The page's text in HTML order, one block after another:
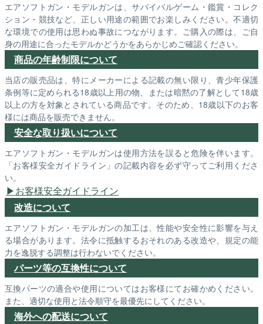
エアソフトガン・モデルガンは、サバイバルゲーム・鑑賞・コレク
ション・競技など、正しい用途の範囲でお楽しみください。不適切
な環境での使用は思わぬ事故につながります。ご購入の際は、ご自
身の用途に合ったモデルかどうかをあらかじめご確認ください。
商品の年齢制限について
当店の販売品は、特にメーカーによる記載の無い限り、青少年保護
条例等に定められる18歳以上用の物、または暗黙の了解として18歳
以上の方を対象とされている商品です。そのため、18歳以下のお客
様には商品を販売できません。
安全な取り扱いについて
エアソフトガン・モデルガンは使用方法を誤ると危険を伴います。
「お客様安全ガイドライン」の記載内容を必ず守ってご利用くださ
い。
お客様安全ガイドライン
改造について
エアソフトガン・モデルガンの加工は、性能や安全性に影響を与え
る場合があります。法令に抵触するおそれのある改造や、規定の能
力を逸脱する調整は行わないでください。
パーツ等の互換性について
互換パーツの適合や使用についてはお客様にてお確かめください。
また、適切な使用と法令順守を最優先にしてください。
海外への配送について